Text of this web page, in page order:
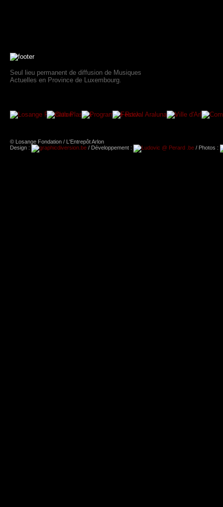
Seul lieu permanent de diffusion de Musiques
Actuelles en Province de Luxembourg.
© Losange Fondation / L'Entrepôt Arlon
Design :
/ Développement : / Photos :